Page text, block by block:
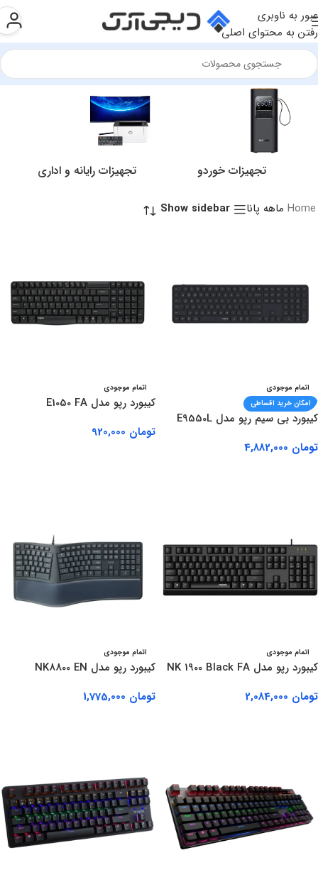
عبور به ناوبری
رفتن به محتوای اصلی
تجهیزات خوردو تجهیزات رایانه و اداری
Home
Show sidebar
اتمام موجودی
امکان خرید اقساطی
کیبورد بی سیم رپو مدل E9550L
تومان
اتمام موجودی
کیبورد رپو مدل E1050 FA
تومان
اتمام موجودی
کیبورد رپو مدل NK 1900 Black FA
تومان
اتمام موجودی
کیبورد رپو مدل NK8800 EN
تومان